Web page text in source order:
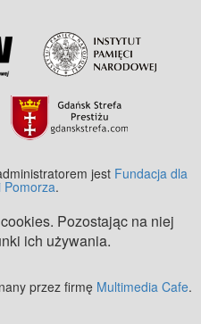
jest Fundacja dla
Pomorza.
Pozostając na niej
ich używania.
przez firmę Multimedia Cafe.